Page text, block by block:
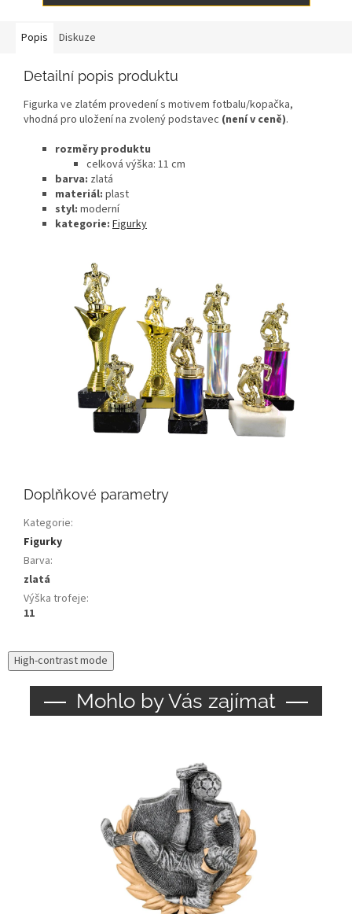
Popis Diskuze
Detailní popis produktu
Figurka ve zlatém provedení s motivem fotbalu/kopačka,
vhodná pro uložení na zvolený podstavec (není v ceně).
rozměry produktu
celková výška: 11 cm
barva: zlatá
materiál: plast
styl: moderní
kategorie: Figurky
Doplňkové parametry
Kategorie:
Figurky
Barva:
zlatá
Výška trofeje:
11
High-contrast mode
Mohlo by Vás zajímat